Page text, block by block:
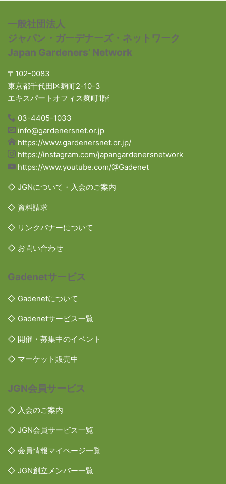
一般社団法人
ジャパン・ガーデナーズ・ネットワーク
Japan Gardeners’ Network
〒102-0083
東京都千代田区麹町2-10-3
エキスパートオフィス麹町1階
03-4405-1033
info@gardenersnet.or.jp
https://www.gardenersnet.or.jp/
https://instagram.com/japangardenersnetwork
https://www.youtube.com/@Gadenet
◇ JGNについて・入会のご案内
◇ 資料請求
◇ リンクバナーについて
◇ お問い合わせ
Gadenetサービス
◇ Gadenetについて
◇ Gadenetサービス一覧
◇ 開催・募集中のイベント
◇ マーケット販売中
JGN会員サービス
◇ 入会のご案内
◇ JGN会員サービス一覧
◇ 会員情報マイページ一覧
◇ JGN創立メンバー一覧